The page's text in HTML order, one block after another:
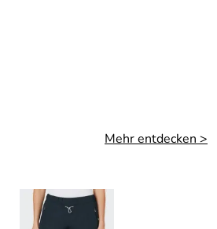
Mehr entdecken >